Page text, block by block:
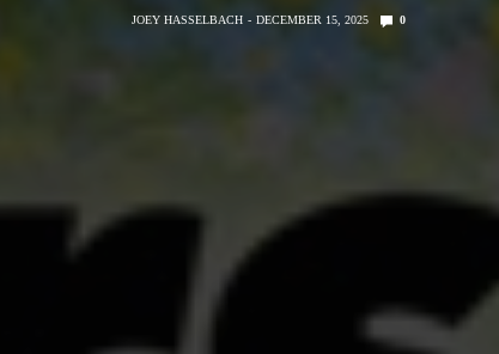
JOEY HASSELBACH DECEMBER 15, 2025 0